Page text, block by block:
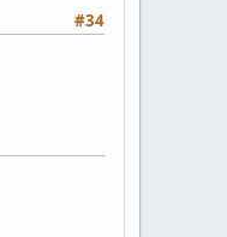
#34